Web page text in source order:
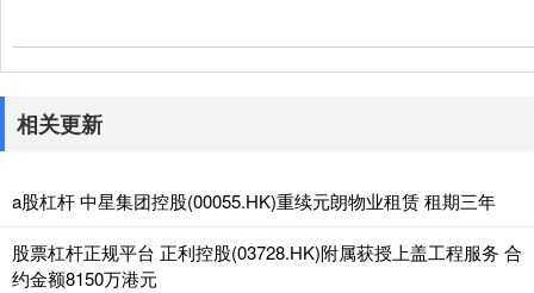
相关更新
a股杠杆 中星集团控股(00055.HK)重续元朗物业租赁 租期三年
股票杠杆正规平台 正利控股(03728.HK)附属获授上盖工程服务 合
约金额8150万港元